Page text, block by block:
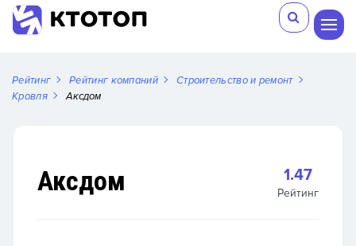
Рейтинг Рейтинг компаний
Строительство и ремонт
Кровля
Аксдом
Аксдом 1.47
Рейтинг